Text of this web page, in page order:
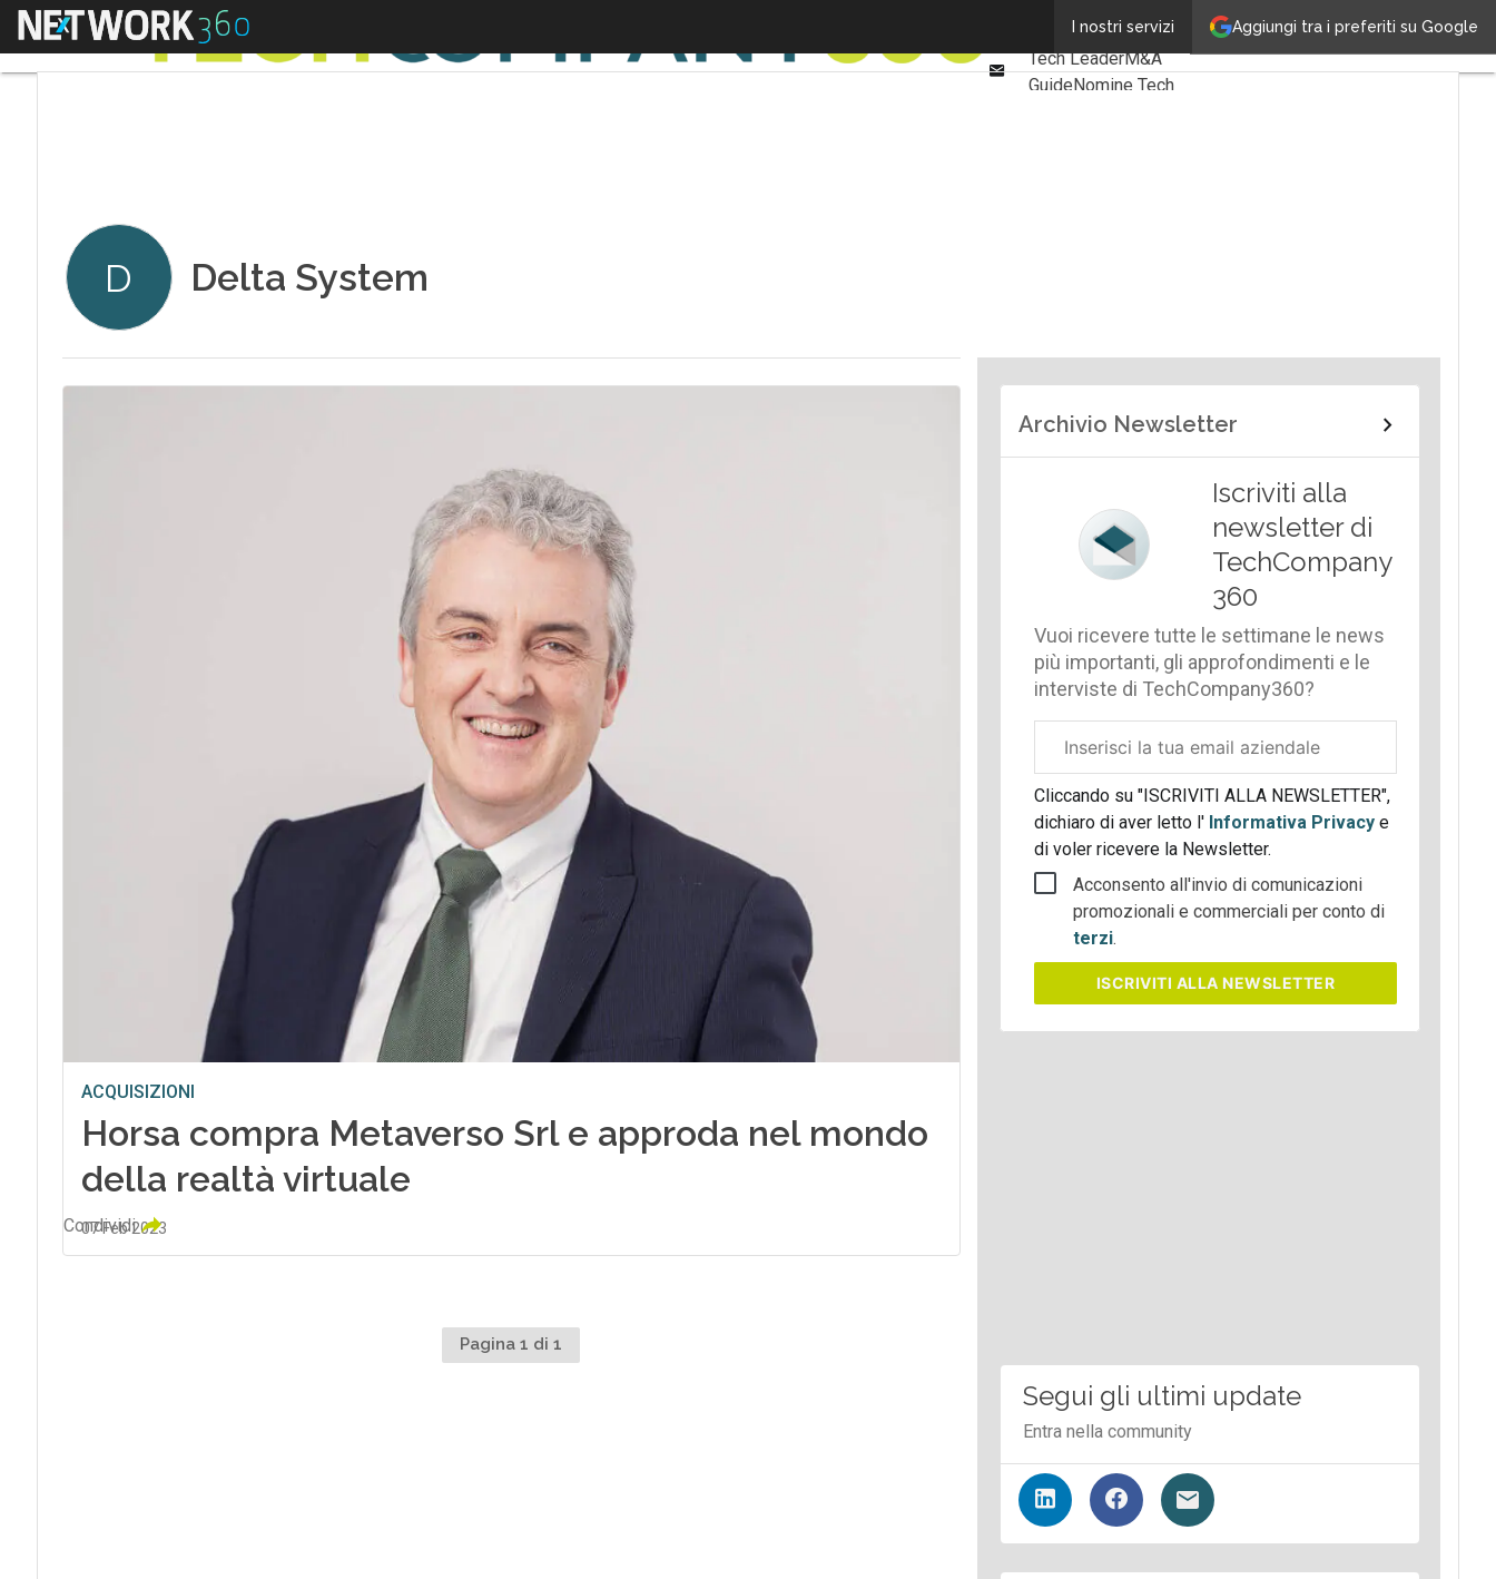
Aggiungi tra i preferiti su Google
I nostri servizi
Menu
Email
Ultimi articoli
Tech LeaderM&A
GuideNomine Tech
D Delta System
ACQUISIZIONI
Horsa compra Metaverso Srl e approda nel mondo
della realtà virtuale
07 Feb 2023
Condividi
Pagina 1 di 1
Archivio Newsletter
Iscriviti alla
newsletter di
TechCompany
360
Vuoi ricevere tutte le settimane le news
più importanti, gli approfondimenti e le
interviste di TechCompany360?
aziendale
Cliccando su "ISCRIVITI ALLA NEWSLETTER",
dichiaro di aver letto l'Informativa Privacy e
di voler ricevere la Newsletter.
Acconsento all'invio di comunicazioni
promozionali e commerciali per conto di
terzi.
ISCRIVITI ALLA NEWSLETTER
Segui gli ultimi update
Entra nella community